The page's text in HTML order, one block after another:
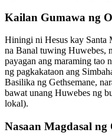
Kailan Gumawa ng
Hiningi ni Hesus kay Santa
na Banal tuwing Huwebes,
payagan ang maraming tao
ng pagkakataon ang
Basilika ng Gethsemane,
bawat unang Huwebes ng
lokal).
Nasaan Magdasal ng